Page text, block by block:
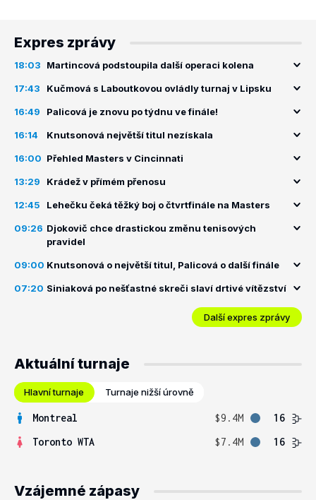
Expres zprávy
18:03 Martincová podstoupila další operaci kolena
17:43 Kučmová s Laboutkovou ovládly turnaj v Lipsku
16:49 Palicová je znovu po týdnu ve finále!
16:14 Knutsonová největší titul nezískala
16:00 Přehled Masters v Cincinnati
13:29 Krádež v přímém přenosu
12:45 Lehečku čeká těžký boj o čtvrtfinále na Masters
09:26 Djokovič chce drastickou změnu tenisových
pravidel
09:00 Knutsonová o největší titul, Palicová o další finále
07:20 Siniaková po nešťastné skreči slaví drtivé vítězství
Další expres zprávy
Aktuální turnaje
Hlavní turnaje Turnaje nižší úrovně
Montreal $9.4M
16
Toronto WTA
$7.4M 16
Vzájemné zápasy